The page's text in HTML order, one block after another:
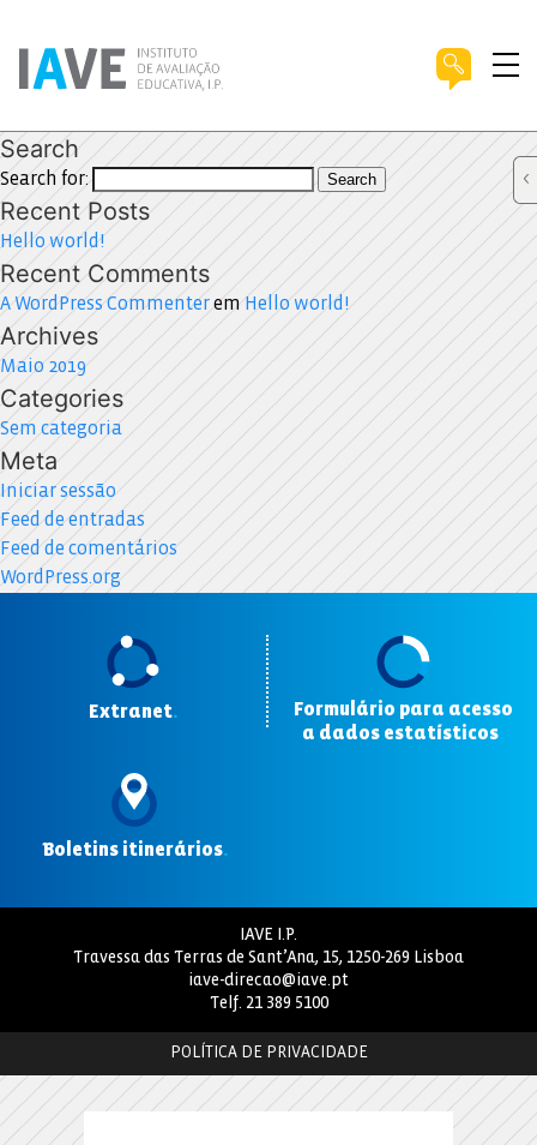
Search
Search for: Search
Recent Posts
Hello world!
Recent Comments
A WordPress Commenterem Hello world!
Archives
Maio 2019
Categories
Sem categoria
Meta
Iniciar sessão
Feed de entradas
Feed de comentários
WordPress.org
Extranet.
Formulário para acesso
a dados estatísticos
Boletins itinerários.
IAVE I.P.
Travessa das Terras de Sant’Ana, 15, 1250-269 Lisboa
iave-direcao@iave.pt
Telf. 21 389 5100
POLÍTICA DE PRIVACIDADE